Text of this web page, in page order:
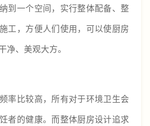
到一个空间，实行整体配备、整
工，方便人们使用，可以使厨房
净、美观大方。
率比较高，所有对于环境卫生会
者的健康。而整体厨房设计追求